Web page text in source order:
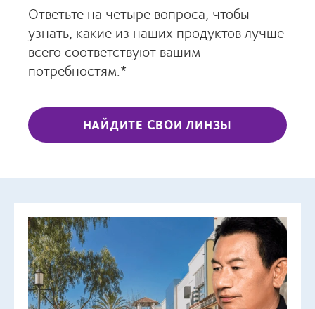
Ответьте на четыре вопроса, чтобы
узнать, какие из наших продуктов лучше
всего соответствуют вашим
потребностям.*
НАЙДИТЕ СВОИ ЛИНЗЫ